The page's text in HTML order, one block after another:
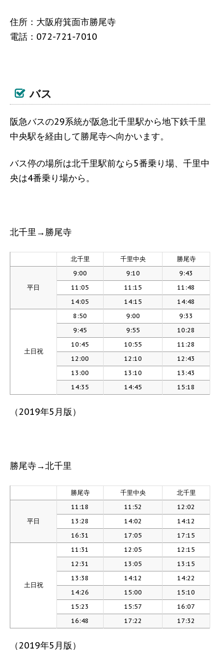
住所：大阪府箕面市勝尾寺
電話：072-721-7010
バス
阪急バスの29系統が阪急北千里駅から地下鉄千里
中央駅を経由して勝尾寺へ向かいます。
バス停の場所は北千里駅前なら5番乗り場、千里中
央は4番乗り場から。
北千里→勝尾寺
北千里 千里中央 勝尾寺
平日
9:00 9:10
9:43
11:05
11:15
11:48
14:05
14:15 14:48
土日祝
8:50 9:00
9:33
9:45
9:55
10:28
10:45
10:55
11:28
12:00
12:10
12:43
13:00
13:10
13:43
14:35
14:45 15:18
（2019年5月版）
勝尾寺→北千里
勝尾寺 千里中央 北千里
平日
11:18 11:52
12:02
13:28
14:02
14:12
16:31
17:05 17:15
土日祝
11:31 12:05
12:15
12:31
13:05
13:15
13:38
14:12
14:22
14:26
15:00
15:10
15:23
15:57
16:07
16:48
17:22 17:32
（2019年5月版）